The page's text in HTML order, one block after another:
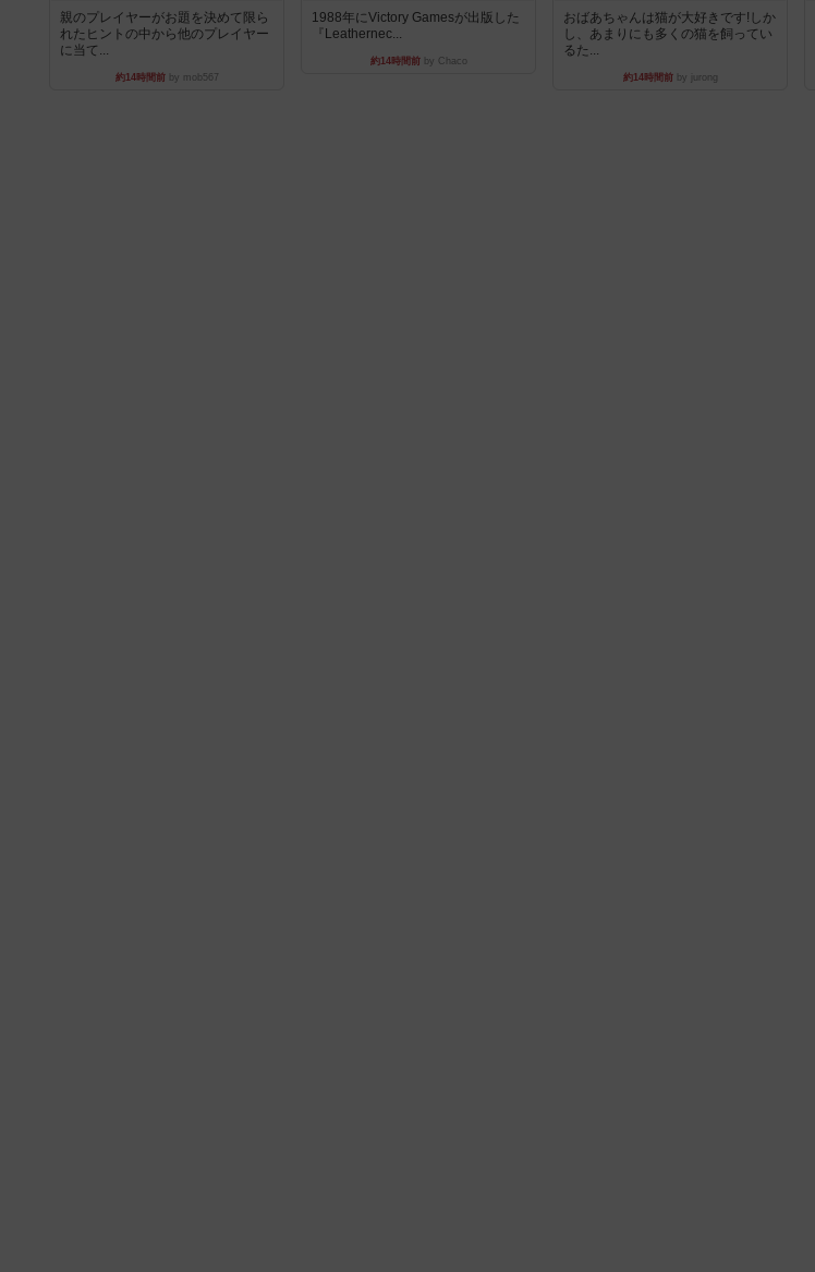
親のプレイヤーがお題を決めて限ら
れたヒントの中から他のプレイヤー
に当て...
約14時間前by mob567
1988年にVictory Gamesが出版した
『Leathernec...
約14時間前by Chaco
おばあちゃんは猫が大好きです!しか
し、あまりにも多くの猫を飼ってい
るた...
約14時間前by jurong